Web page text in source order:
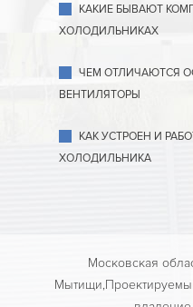
КАКИЕ БЫВАЮТ
ХОЛОДИЛЬНИКАХ
ЧЕМ ОТЛИЧАЮТСЯ
ВЕНТИЛЯТОРЫ
КАК УСТРОЕН И
ХОЛОДИЛЬНИКА
Московская